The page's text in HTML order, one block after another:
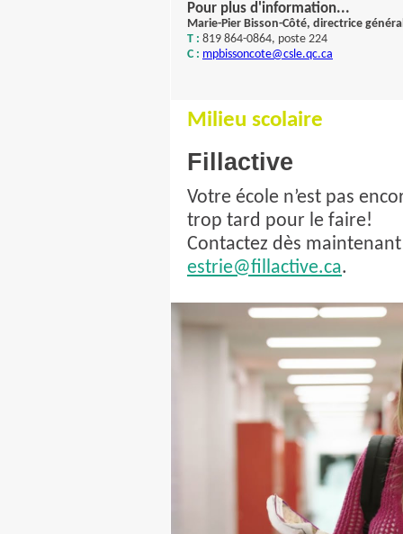
Pour plus d'information...
Marie-Pier Bisson-Côté, directrice
T : 819 864-0864, poste 224
C : mpbissoncote@csle.qc.ca
Milieu scolaire
Fillactive
Votre école n’est pas
trop tard pour le faire!
Contactez dès
estrie@fillactive.ca.